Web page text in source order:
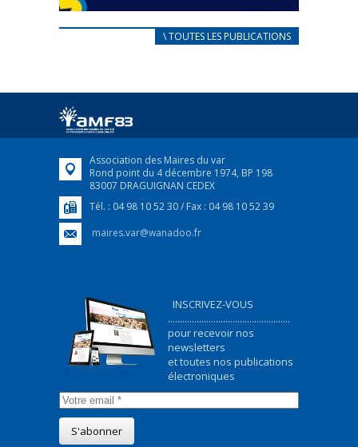
CARNET D’ACCUEIL
Afin d’accompagner au mieux les réfugiés
FEUILLETER
\ TOUTES LES PUBLICATIONS
Association des Maires du var
Rond point du 4 décembre 1974, BP 198
83007 DRAGUIGNAN CEDEX
Tél. : 04 98 10 52 30 / Fax : 04 98 10 52 39
maires.var@wanadoo.fr
INSCRIVEZ-VOUS
...................................................
pour recevoir nos
newsletters
et toutes nos publications
électroniques